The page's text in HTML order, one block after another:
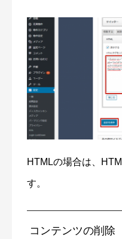
HTMLの場合は、
す。
コンテンツの削除